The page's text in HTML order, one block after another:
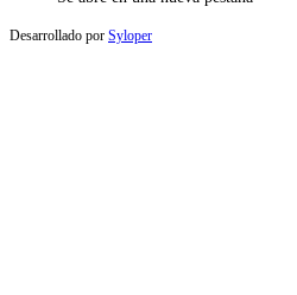
Desarrollado por Syloper